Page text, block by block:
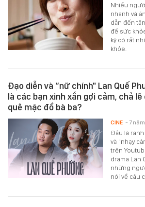
Nhiều
nhanh và
dẫn đến
đề sức
kỹ có rất
khỏe.
Đạo diễn và “nữ chính" Lan Quế
là các bạn xinh xắn gợi cảm, chả
quê mặc đồ bà ba?
Đâu là
và "nhạy
trên
drama Lan
những
nói về câu
CINE - 7